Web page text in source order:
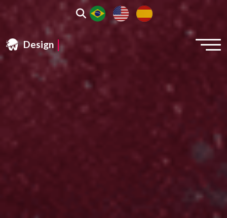
Design & Web & Mar